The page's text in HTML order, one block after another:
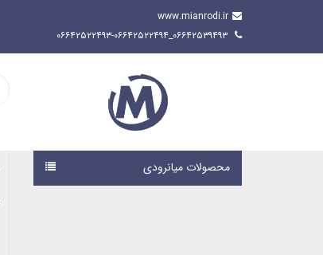
www.mianrodi.ir
محصولات میانرودی